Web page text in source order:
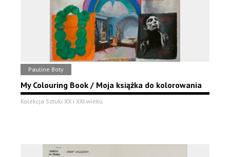
Pauline Boty
My Colouring Book / Moja książka do kolorowania
Kolekcja Sztuki XX i XXI wieku